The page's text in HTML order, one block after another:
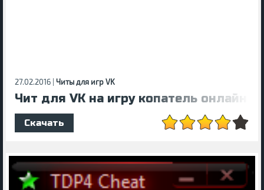
27.02.2016 | Читы для игр VK
Чит для VK на игру копатель онлайн
Скачать